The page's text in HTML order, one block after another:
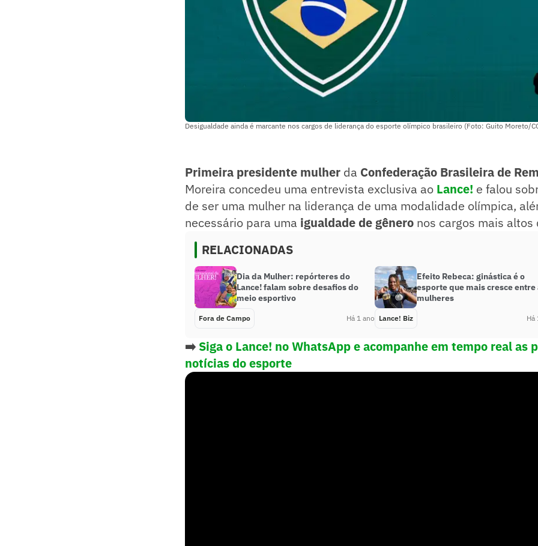
Desigualdade ainda é marcante nos cargos de liderança do esporte olímpico brasileiro (Foto: Guito Moreto/
Primeira presidente mulher da Confederação Brasileira de
Moreira concedeu uma entrevista exclusiva ao Lance! e falou
de ser uma mulher na liderança de uma modalidade olímpica,
necessário para uma igualdade de gênero nos cargos mais altos
RELACIONADAS
Dia da Mulher: repórteres do
Lance! falam sobre desafios do
meio esportivo
Fora de Campo Há 1 ano
Efeito Rebeca: ginástica é o
esporte que mais cresce entre
mulheres
Lance! Biz Há
➡️ Siga o Lance! no WhatsApp e acompanhe em tempo real as
notícias do esporte